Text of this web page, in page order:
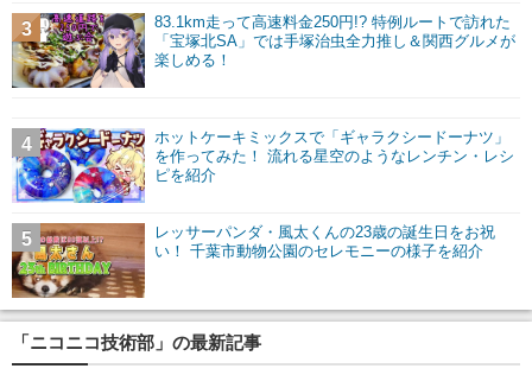
83.1km走って高速料金250円!? 特例ルートで訪れた
「宝塚北SA」では手塚治虫全力推し＆関西グルメが
楽しめる！
3
ホットケーキミックスで「ギャラクシードーナツ」
を作ってみた！ 流れる星空のようなレンチン・レシ
ピを紹介
4
レッサーパンダ・風太くんの23歳の誕生日をお祝
い！ 千葉市動物公園のセレモニーの様子を紹介
5
「ニコニコ技術部」の最新記事